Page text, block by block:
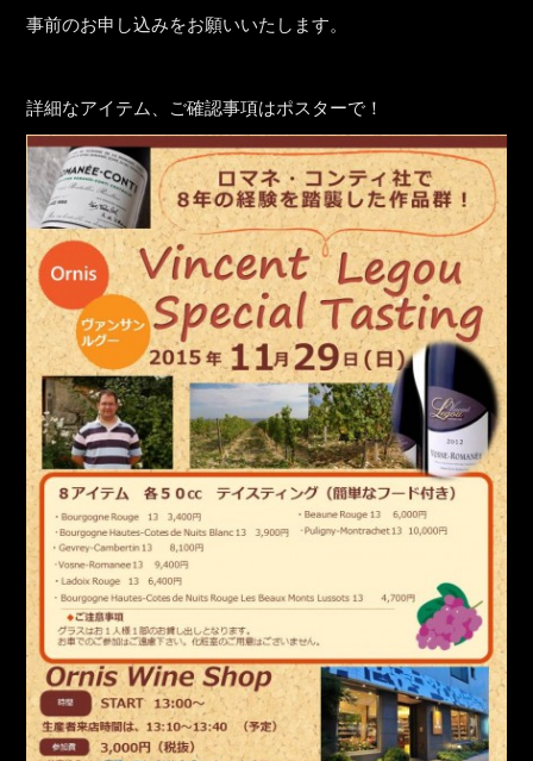
事前のお申し込みをお願いいたします。
詳細なアイテム、ご確認事項はポスターで！